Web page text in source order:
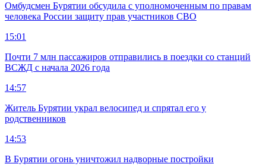
Омбудсмен Бурятии обсудила с уполномоченным по правам
человека России защиту прав участников СВО
15:01
Почти 7 млн пассажиров отправились в поездки со станций
ВСЖД с начала 2026 года
14:57
Житель Бурятии украл велосипед и спрятал его у
родственников
14:53
В Бурятии огонь уничтожил надворные постройки